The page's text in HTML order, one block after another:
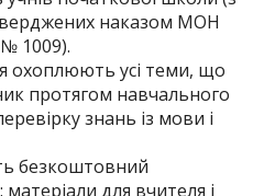
наказом МОН
№ 1009).
охоплюють усі теми, що
протягом навчального
знань із мови і
безкоштовний
для вчителя і